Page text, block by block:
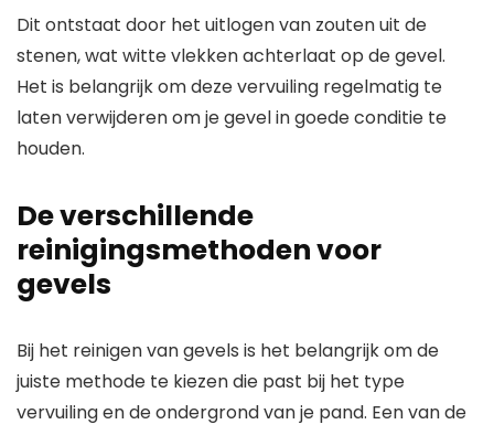
Dit ontstaat door het uitlogen van zouten uit de
stenen, wat witte vlekken achterlaat op de gevel.
Het is belangrijk om deze vervuiling regelmatig te
laten verwijderen om je gevel in goede conditie te
houden.
De verschillende
reinigingsmethoden voor
gevels
Bij het reinigen van gevels is het belangrijk om de
juiste methode te kiezen die past bij het type
vervuiling en de ondergrond van je pand. Een van de